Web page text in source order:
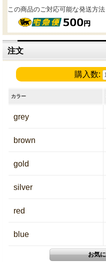
この商品のご対応可能な発送方法
注文
購入数:
カラー
grey
brown
gold
silver
red
blue